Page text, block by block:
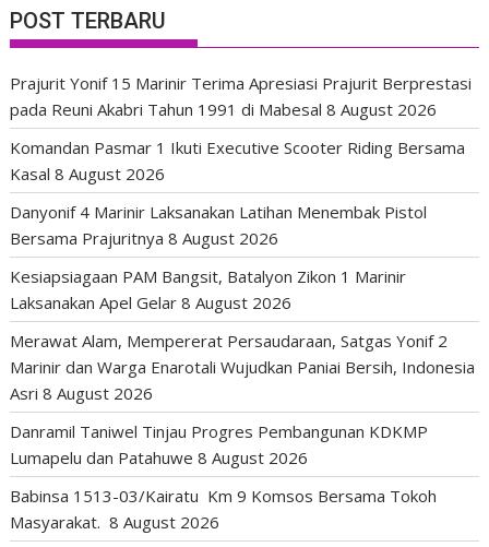
POST TERBARU
Prajurit Yonif 15 Marinir Terima Apresiasi Prajurit Berprestasi
pada Reuni Akabri Tahun 1991 di Mabesal 8 August 2026
Komandan Pasmar 1 Ikuti Executive Scooter Riding Bersama
Kasal 8 August 2026
Danyonif 4 Marinir Laksanakan Latihan Menembak Pistol
Bersama Prajuritnya 8 August 2026
Kesiapsiagaan PAM Bangsit, Batalyon Zikon 1 Marinir
Laksanakan Apel Gelar 8 August 2026
Merawat Alam, Mempererat Persaudaraan, Satgas Yonif 2
Marinir dan Warga Enarotali Wujudkan Paniai Bersih, Indonesia
Asri 8 August 2026
Danramil Taniwel Tinjau Progres Pembangunan KDKMP
Lumapelu dan Patahuwe 8 August 2026
Babinsa 1513-03/Kairatu Km 9 Komsos Bersama Tokoh
Masyarakat. 8 August 2026